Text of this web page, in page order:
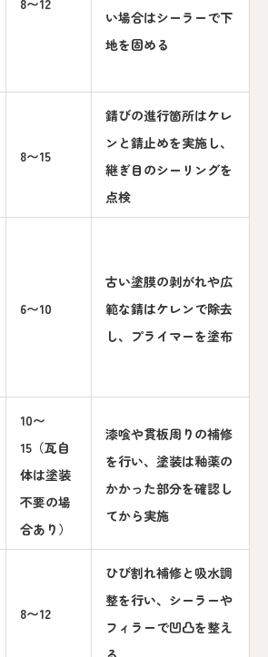
い場合はシーラーで下
地を固める
8〜15
錆びの進行箇所はケレ
ンと錆止めを実施し、
継ぎ目のシーリングを
点検
6〜10
古い塗膜の剥がれや広
範な錆はケレンで除去
し、プライマーを塗布
10〜
15（瓦自
体は塗装
不要の場
合あり）
漆喰や貫板周りの補修
を行い、塗装は釉薬の
かかった部分を確認し
てから実施
8〜12
ひび割れ補修と吸水調
整を行い、シーラーや
フィラーで凹凸を整え